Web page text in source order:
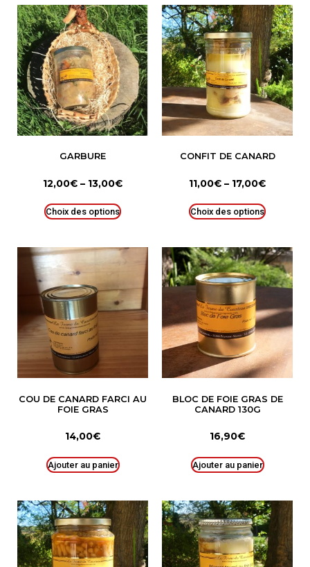
GARBURE
12,00€ – 13,00€
Choix des options
CONFIT DE CANARD
11,00€ – 17,00€
Choix des options
COU DE CANARD FARCI AU
FOIE GRAS
14,00€
Ajouter au panier
BLOC DE FOIE GRAS DE
CANARD 130G
16,90€
Ajouter au panier